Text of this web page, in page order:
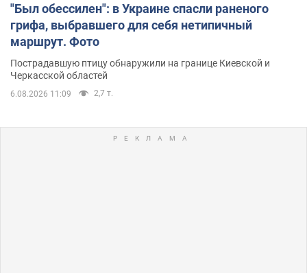
"Был обессилен": в Украине спасли раненого
грифа, выбравшего для себя нетипичный
маршрут. Фото
Пострадавшую птицу обнаружили на границе Киевской и
Черкасской областей
6.08.2026 11:09 2,7 т.